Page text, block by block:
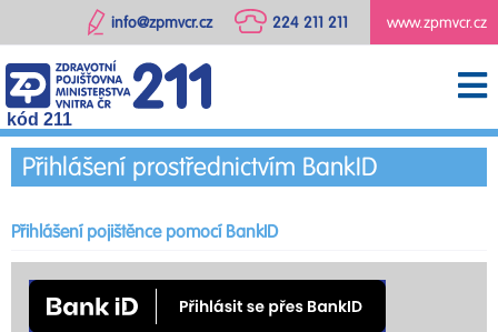
www.zpmvcr.cz
224 211 211
info@zpmvcr.cz
kód 211
Přihlášení prostřednictvím BankID
Přihlášení pojištěnce pomocí BankID